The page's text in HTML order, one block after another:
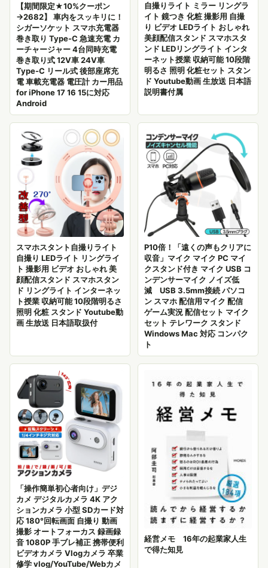
【期間限定★10%クーポン
→2682】 車内をスッキリに！
シガーソケット スマホ充電器
巻き取り Type-C 急速充電 カ
ーチャージャー 4台同時充電
巻き取り式 12V車 24V車
Type-C リール式 後部座席充
電 車載充電器 電圧計 カー用品
for iPhone 17 16 15に対応
Android
自撮りライト ミラー リングラ
イト 鏡つき 化粧 撮影用 自撮
り ビデオ LEDライト おしゃれ
美顔配信スタンド スマホスタ
ンド LEDリングライト インタ
ーネット授業 収納可能 10段階
明るさ 照明 化粧セット スタン
ド Youtube動画 生放送 日本語
説明書付属
スマホスタント自撮りライト
自撮り LEDライト リングライ
ト 撮影用 ビデオ おしゃれ 美
顔配信スタンド スマホスタン
ド リングライト インターネッ
ト授業 収納可能 10段階明るさ
照明 化粧 スタンド Youtube動
画 生放送 日本語取扱付
P10倍！「遠くの声もクリアに
収音」マイク マイク PC マイ
クスタンド付き マイク USB コ
ンデンサーマイク ノイズ低
減 USB 3.5mm接続 パソコ
ン スマホ 配信用マイク 配信
ゲーム実況 配信セット マイク
セット テレワーク スタンド
Windows Mac 対応 コンパク
ト
「操作簡単初心者向け」デジ
カメ デジタルカメラ 4K アク
ションカメラ 小型 SDカード対
応 180°回転画面 自撮り 動画
撮影 オートフォーカス 録画録
音 1080P 手ブレ補正 携帯便利
ビデオカメラ Vlogカメラ 卒業
修学 vlog/YouTube/Webカメ
経営メモ 16年の起業家人生
で得た知見